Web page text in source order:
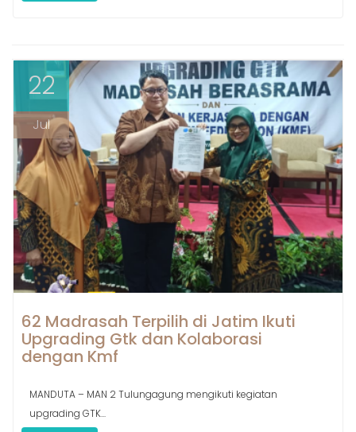
22
Jul
62 Madrasah Terpilih di Jatim Ikuti
Upgrading Gtk dan Kolaborasi
dengan Kmf
MANDUTA – MAN 2 Tulungagung mengikuti kegiatan
upgrading GTK...